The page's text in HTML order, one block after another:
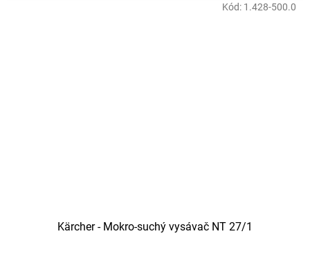
Kärcher - Mokro-suchý vysávač NT 27/1
Kód: 1.428-500.0